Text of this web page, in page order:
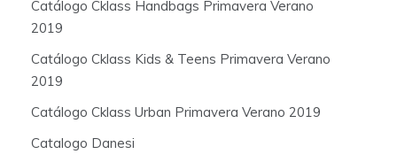
Catálogo Cklass Handbags Primavera Verano
2019
Catálogo Cklass Kids & Teens Primavera Verano
2019
Catálogo Cklass Urban Primavera Verano 2019
Catalogo Danesi